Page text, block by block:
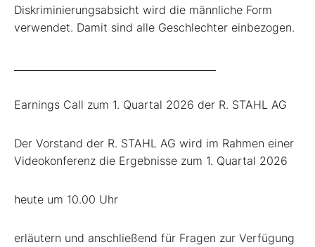
Diskriminierungsabsicht wird die männliche Form
verwendet. Damit sind alle Geschlechter einbezogen.
Earnings Call zum 1. Quartal 2026 der R. STAHL AG
Der Vorstand der R. STAHL AG wird im Rahmen einer
Videokonferenz die Ergebnisse zum 1. Quartal 2026
heute um 10.00 Uhr
erläutern und anschließend für Fragen zur Verfügung